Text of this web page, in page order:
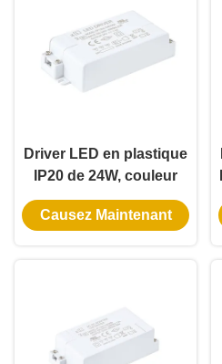
Driver LED en plastique
IP20 de 24W, couleur
blanche, à tension
constante pour
Causez Maintenant